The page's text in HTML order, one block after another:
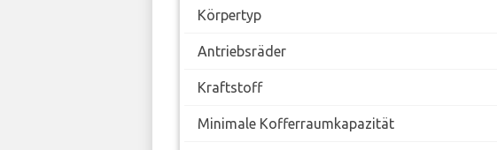
Körpertyp
Antriebsräder
Kraftstoff
Minimale Kofferraumkapazität